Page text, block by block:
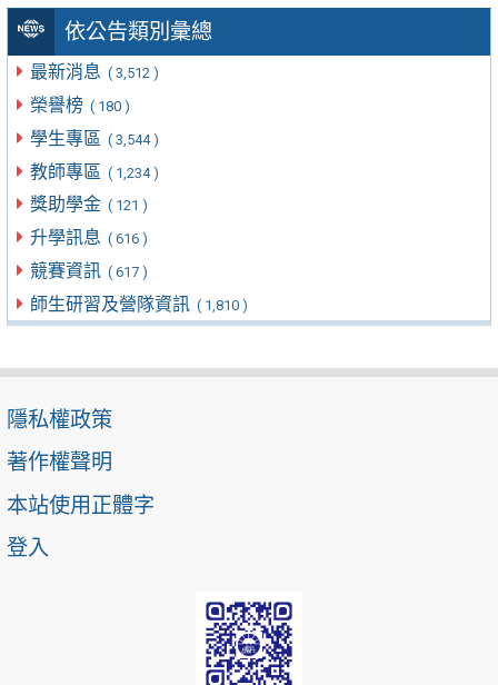
依公告類別彙總
最新消息 ( 3,512 )
榮譽榜 ( 180 )
學生專區 ( 3,544 )
教師專區 ( 1,234 )
獎助學金 ( 121 )
升學訊息 ( 616 )
競賽資訊 ( 617 )
師生研習及營隊資訊 ( 1,810 )
隱私權政策
著作權聲明
本站使用正體字
登入